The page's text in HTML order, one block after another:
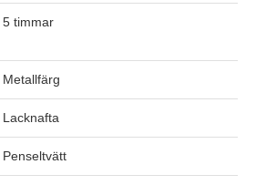
5 timmar
Metallfärg
Lacknafta
Penseltvätt